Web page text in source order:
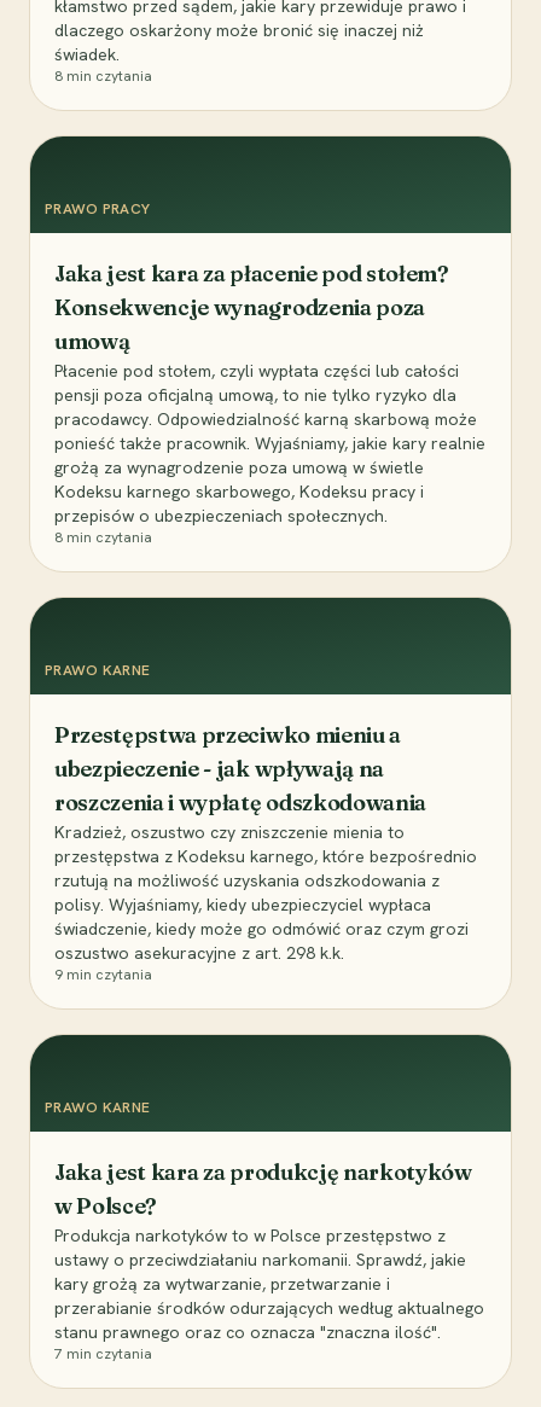
kłamstwo przed sądem, jakie kary przewiduje prawo i
dlaczego oskarżony może bronić się inaczej niż
świadek.
8 min czytania
PRAWO PRACY
Jaka jest kara za płacenie pod stołem?
Konsekwencje wynagrodzenia poza
umową
Płacenie pod stołem, czyli wypłata części lub całości
pensji poza oficjalną umową, to nie tylko ryzyko dla
pracodawcy. Odpowiedzialność karną skarbową może
ponieść także pracownik. Wyjaśniamy, jakie kary realnie
grożą za wynagrodzenie poza umową w świetle
Kodeksu karnego skarbowego, Kodeksu pracy i
przepisów o ubezpieczeniach społecznych.
8 min czytania
PRAWO KARNE
Przestępstwa przeciwko mieniu a
ubezpieczenie - jak wpływają na
roszczenia i wypłatę odszkodowania
Kradzież, oszustwo czy zniszczenie mienia to
przestępstwa z Kodeksu karnego, które bezpośrednio
rzutują na możliwość uzyskania odszkodowania z
polisy. Wyjaśniamy, kiedy ubezpieczyciel wypłaca
świadczenie, kiedy może go odmówić oraz czym grozi
oszustwo asekuracyjne z art. 298 k.k.
9 min czytania
PRAWO KARNE
Jaka jest kara za produkcję narkotyków
w Polsce?
Produkcja narkotyków to w Polsce przestępstwo z
ustawy o przeciwdziałaniu narkomanii. Sprawdź, jakie
kary grożą za wytwarzanie, przetwarzanie i
przerabianie środków odurzających według aktualnego
stanu prawnego oraz co oznacza "znaczna ilość".
7 min czytania